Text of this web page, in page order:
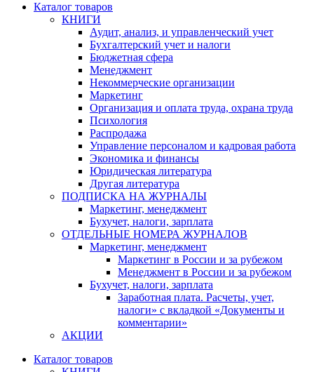
Каталог товаров
КНИГИ
Аудит, анализ, и управленческий учет
Бухгалтерский учет и налоги
Бюджетная сфера
Менеджмент
Некоммерческие организации
Маркетинг
Организация и оплата труда, охрана труда
Психология
Распродажа
Управление персоналом и кадровая работа
Экономика и финансы
Юридическая литература
Другая литература
ПОДПИСКА НА ЖУРНАЛЫ
Маркетинг, менеджмент
Бухучет, налоги, зарплата
ОТДЕЛЬНЫЕ НОМЕРА ЖУРНАЛОВ
Маркетинг, менеджмент
Маркетинг в России и за рубежом
Менеджмент в России и за рубежом
Бухучет, налоги, зарплата
Заработная плата. Расчеты, учет,
налоги» с вкладкой «Документы и
комментарии»
АКЦИИ
Каталог товаров